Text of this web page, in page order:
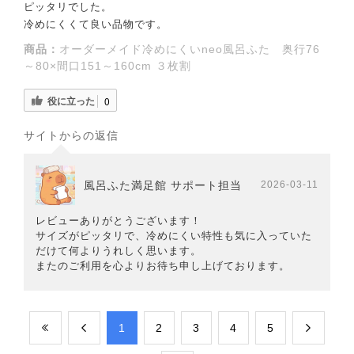
ピッタリでした。
冷めにくくて良い品物です。
商品： オーダーメイド冷めにくいneo風呂ふた 奥行76
～80×間口151～160cm ３枚割
役に立った 0
サイトからの返信
風呂ふた満足館 サポート担当 2026-03-11
レビューありがとうございます！
サイズがピッタリで、冷めにくい特性も気に入っていた
だけて何よりうれしく思います。
またのご利用を心よりお待ち申し上げております。
​1 ​2 ​3 ​4 ​5